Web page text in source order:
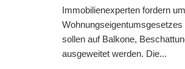
Immobilienexperten fordern
sollen auf Balkone,
ausgeweitet werden. Die...